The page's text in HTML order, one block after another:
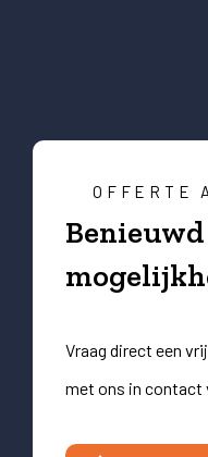
OFFERTE
Vraag direct een
met ons in contact